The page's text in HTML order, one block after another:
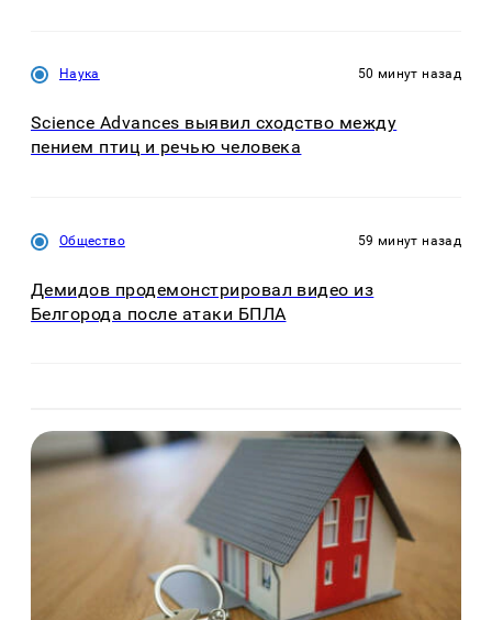
Наука 50 минут назад
Science Advances выявил сходство между
пением птиц и речью человека
Общество 59 минут назад
Демидов продемонстрировал видео из
Белгорода после атаки БПЛА